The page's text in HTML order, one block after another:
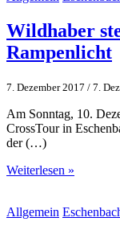
Wildhaber
Rampenlicht
7. Dezember 2017 / 7.
Am Sonntag, 10.
CrossTour in
der (…)
Weiterlesen »
Allgemein